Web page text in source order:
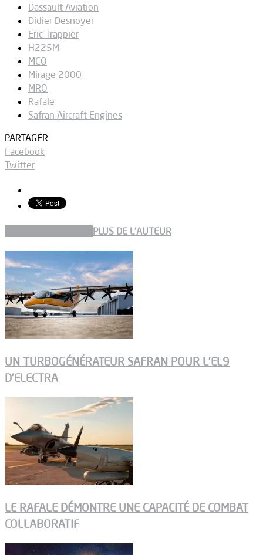
Dassault Aviation
Didier Desnoyer
Eric Trappier
H225M
MCO
Mirage 2000
MRO
Rafale
Safran Aircraft Engines
PARTAGER
Facebook
Twitter
PLUS DE L'AUTEUR
UN TURBOGÉNÉRATEUR SAFRAN POUR L’EL9
D’ELECTRA
LE RAFALE DÉMONTRE UNE CAPACITÉ DE COMBAT
COLLABORATIF